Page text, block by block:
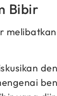
Bibir